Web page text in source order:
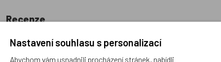
Recenze
Nastavení souhlasu s personalizací
Abychom vám usnadnili procházení stránek, nabídli